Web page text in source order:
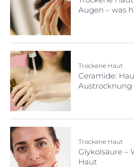
Augen – was
Trockene Haut
Ceramide:
Trockene Haut
Glykolsäure –
Haut